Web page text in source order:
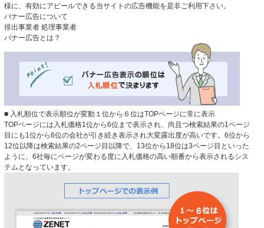
様に、有効にアピールできる当サイトの広告機能を是非ご利用下さい。
バナー広告について
排出事業者 処理事業者
バナー広告とは？
■ 入札順位で表示順位が変動１位から６位はTOPページに常に表示
TOPページには入札価格1位から6位まで表示され、尚且つ検索結果の1ページ
目にも1位から6位の会社が引き続き表示され大変露出度が高いです。6位から
12位以降は検索結果の2ページ目以降で、13位から18位は3ページ目といった
ように、6社毎にページが変わる度に入札価格の高い順番から表示されるシス
テムとなっています。